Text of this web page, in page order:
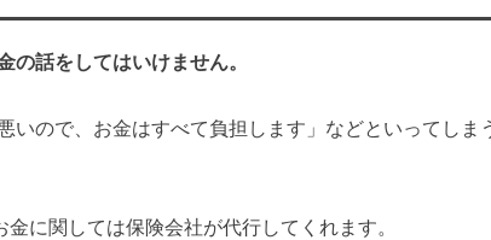
の話をしてはいけません。
いので、お金はすべて負担します」などといってしま
金に関しては保険会社が代行してくれます。